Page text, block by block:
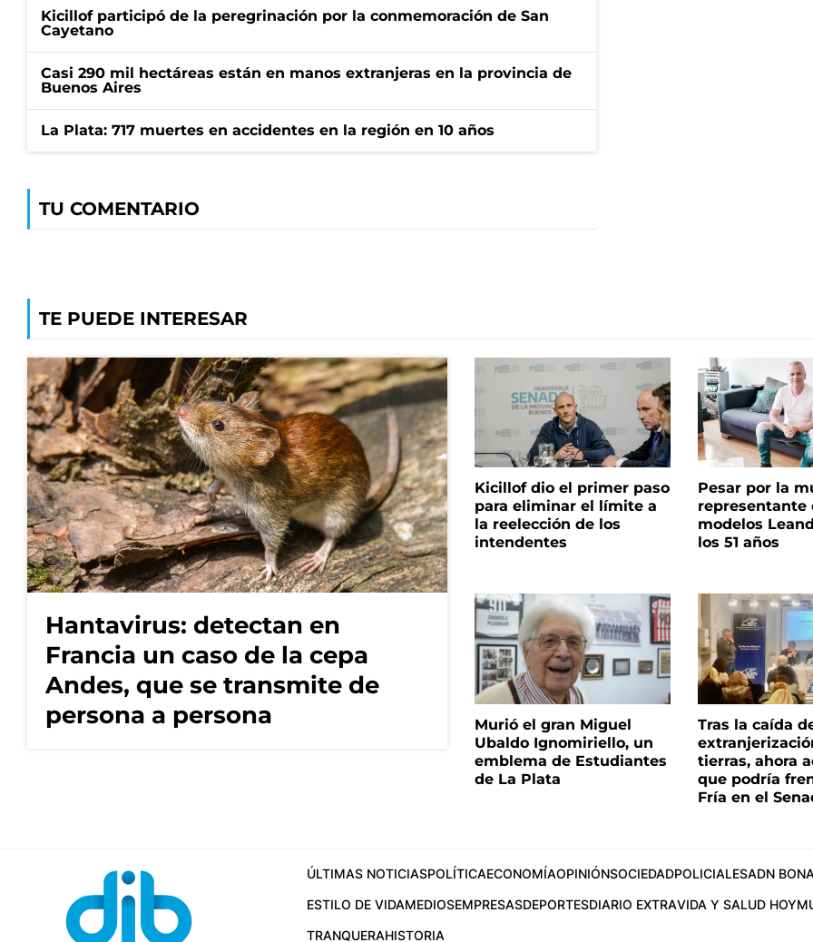
Kicillof participó de la peregrinación por la conmemoración de San
Cayetano
Casi 290 mil hectáreas están en manos extranjeras en la provincia de
Buenos Aires
La Plata: 717 muertes en accidentes en la región en 10 años
TU COMENTARIO
TE PUEDE INTERESAR
Hantavirus: detectan en
Francia un caso de la cepa
Andes, que se transmite de
persona a persona
Kicillof dio el primer paso
para eliminar el límite a
la reelección de los
intendentes
Pesar por la
representante
modelos
los 51 años
Murió el gran Miguel
Ubaldo Ignomiriello, un
emblema de Estudiantes
de La Plata
Tras la caída
tierras, ahora
que podría
Fría en el
ÚLTIMAS NOTICIASPOLÍTICAECONOMÍAOPINIÓNSOCIEDADPOLICIALESADN
ESTILO DE VIDAMEDIOSEMPRESASDEPORTESDIARIO EXTRAVIDA Y SALUD HOY
TRANQUERAHISTORIA